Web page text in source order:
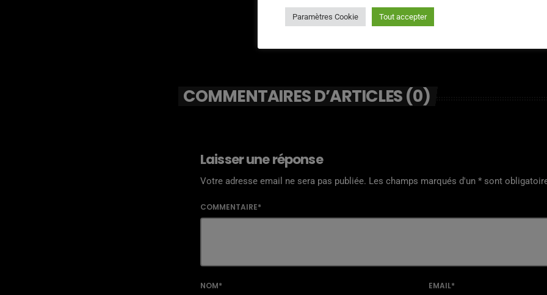
COMMENTAIRES D’ARTICLES (0)
Laisser une réponse
Votre adresse email ne sera pas publiée. Les champs marqués d'un * sont
COMMENTAIRE*
NOM* EMAIL*
Paramètres Cookie Tout accepter